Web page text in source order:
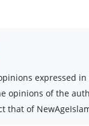
expressed
opinions of the
that of